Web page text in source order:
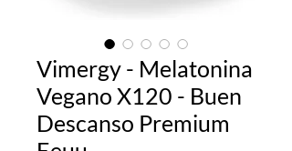
Vimergy - Melatonina
Vegano X120 - Buen
Descanso Premium